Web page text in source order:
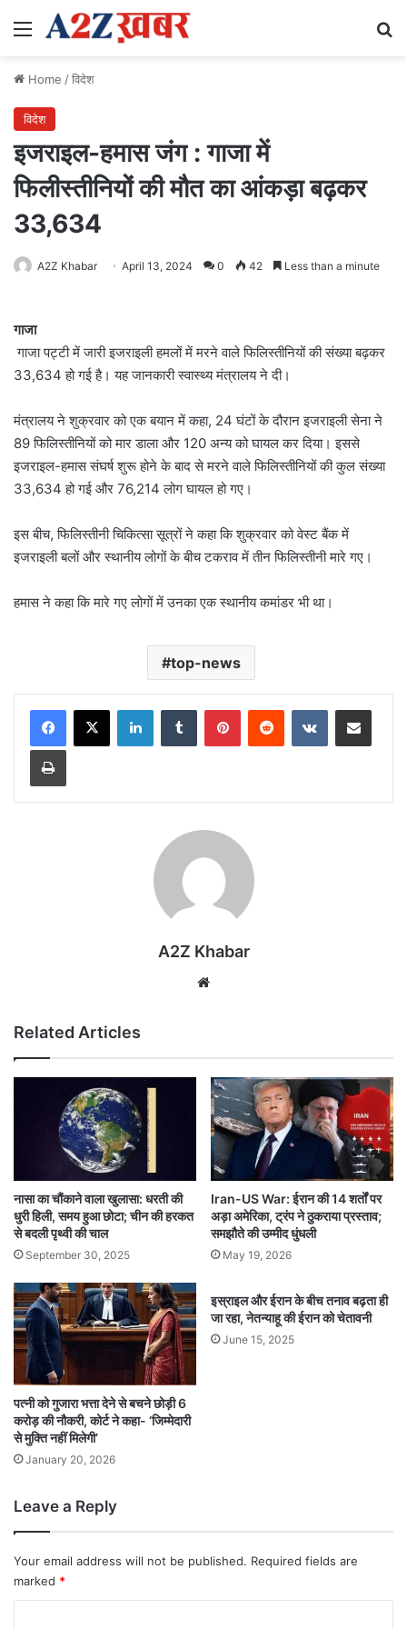
Menu
Home /विदेश
विदेश
इजराइल-हमास जंग : गाजा में
फिलीस्तीनियों की मौत का आंकड़ा बढ़कर
33,634
A2Z Khabar April 13, 2024 0 42 Less than a minute
गाजा
गाजा पट्टी में जारी इजराइली हमलों में मरने वाले फिलिस्तीनियों की संख्या बढ़कर
33,634 हो गई है। यह जानकारी स्वास्थ्य मंत्रालय ने दी।
मंत्रालय ने शुक्रवार को एक बयान में कहा, 24 घंटों के दौरान इजराइली सेना ने
89 फिलिस्तीनियों को मार डाला और 120 अन्य को घायल कर दिया। इससे
इजराइल-हमास संघर्ष शुरू होने के बाद से मरने वाले फिलिस्तीनियों की कुल संख्या
33,634 हो गई और 76,214 लोग घायल हो गए।
इस बीच, फिलिस्तीनी चिकित्सा सूत्रों ने कहा कि शुक्रवार को वेस्ट बैंक में
इजराइली बलों और स्थानीय लोगों के बीच टकराव में तीन फिलिस्तीनी मारे गए।
हमास ने कहा कि मारे गए लोगों में उनका एक स्थानीय कमांडर भी था।
top-news
LinkedInTumblr PinterestReddit VKontakteShare via Email
Print
A2Z Khabar
Related Articles
नासा का चौंकाने वाला खुलासा: धरती की
धुरी हिली, समय हुआ छोटा; चीन की हरकत
से बदली पृथ्वी की चाल
September 30, 2025
Iran-US War: ईरान की 14 शर्तों पर
अड़ा अमेरिका, ट्रंप ने ठुकराया प्रस्ताव;
समझौते की उम्मीद धुंधली
May 19, 2026
पत्नी को गुजारा भत्ता देने से बचने छोड़ी 6
करोड़ की नौकरी, कोर्ट ने कहा- ‘जिम्मेदारी
से मुक्ति नहीं मिलेगी’
January 20, 2026
इस्राइल और ईरान के बीच तनाव बढ़ता ही
जा रहा, नेतन्याहू की ईरान को चेतावनी
June 15, 2025
Leave a Reply
Your email address will not be published. Required fields are
marked *